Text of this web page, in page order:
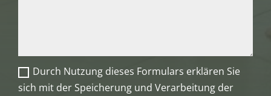
Durch Nutzung dieses Formulars erklären Sie
sich mit der Speicherung und Verarbeitung der